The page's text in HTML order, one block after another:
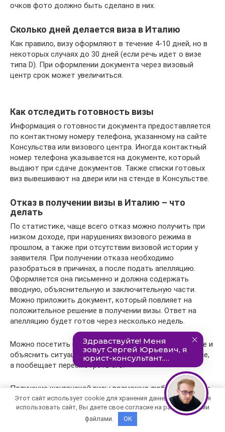
очков фото должно быть сделано в них.
Сколько дней делается виза в Италию
Как правило, визу оформляют в течение 4-10 дней, но в
некоторых случаях до 30 дней (если речь идет о визе
типа D). При оформлении документа через визовый
центр срок может увеличиться.
Как отследить готовность визы
Информация о готовности документа предоставляется
по контактному номеру телефона, указанному на сайте
Консульства или визового центра. Иногда контактный
номер телефона указывается на документе, который
выдают при сдаче документов. Также списки готовых
виз вывешивают на двери или на стенде в Консульстве.
Отказ в получении визы в Италию – что
делать
По статистике, чаще всего отказ можно получить при
низком доходе, при нарушениях визового режима в
прошлом, а также при отсутствии визовой истории у
заявителя. При получении отказа необходимо
разобраться в причинах, а после подать апелляцию.
Оформляется она письменно и должна содержать
вводную, объяснительную и заключительную части.
Можно приложить документ, который повлияет на
положительное решение в получении визы. Ответ на
апелляцию будет готов через несколько недель.
Можно посетить посла или консула в частном порядке и
объяснить ситуацию. Консул сразу не озвучит решение,
а пообещает пересмотреть его.
Получение шенгенской визы возможно любым удобным
способом, время ее оформления и сроки действия будут
зависеть от типа визы и цели визита в страну.
Этот сайт использует cookie для хранения данных. Продолжая
использовать сайт, Вы даете свое согласие на работу с этими
файлами.
OK